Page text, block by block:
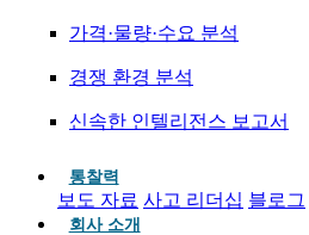
가격·물량·수요 분석
경쟁 환경 분석
신속한 인텔리전스 보고서
통찰력
보도 자료 사고 리더십 블로그
회사 소개